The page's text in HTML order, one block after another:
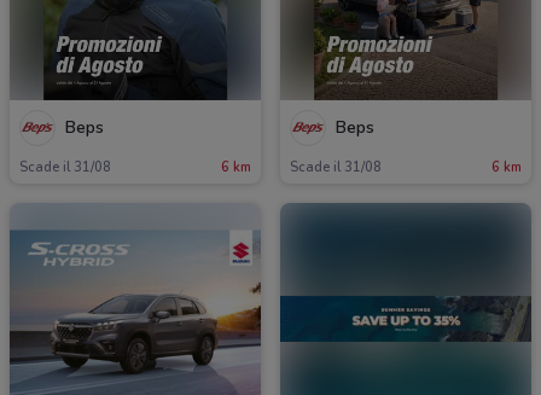
Beps
Scade il 31/08 6 km
Beps
Scade il 31/08 6 km